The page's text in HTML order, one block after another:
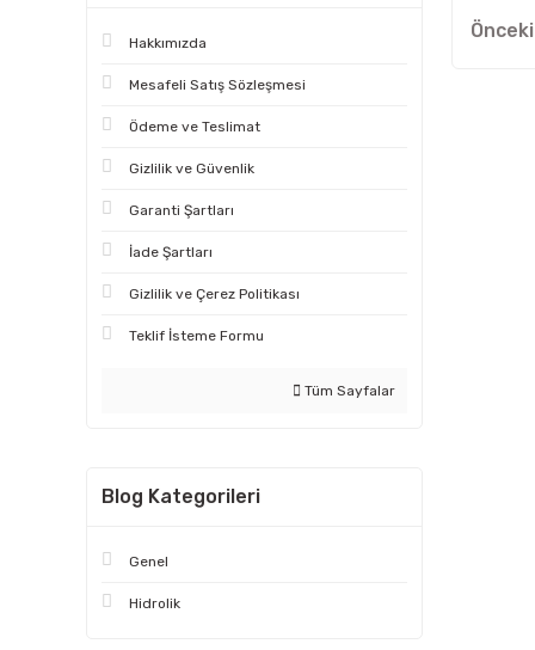
Hakkımızda
Mesafeli Satış Sözleşmesi
Ödeme ve Teslimat
Gizlilik ve Güvenlik
Garanti Şartları
İade Şartları
Gizlilik ve Çerez Politikası
Teklif İsteme Formu
Tüm Sayfalar
Blog Kategorileri
Genel
Hidrolik